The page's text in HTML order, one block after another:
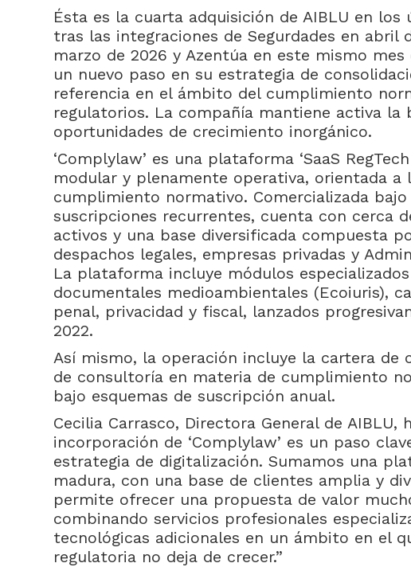
Ésta es la cuarta adquisición de AIBLU en los
tras las integraciones de Segurdades en abril
marzo de 2026 y Azentúa en este mismo mes
un nuevo paso en su estrategia de
referencia en el ámbito del cumplimiento
regulatorios. La compañía mantiene activa la
oportunidades de crecimiento inorgánico.
‘Complylaw’ es una plataforma ‘SaaS
modular y plenamente operativa, orientada a
cumplimiento normativo. Comercializada
suscripciones recurrentes, cuenta con cerca
activos y una base diversificada compuesta
despachos legales, empresas privadas y
La plataforma incluye módulos
documentales medioambientales (Ecoiuris),
penal, privacidad y fiscal, lanzados
2022.
Así mismo, la operación incluye la cartera de
de consultoría en materia de cumplimiento
bajo esquemas de suscripción anual.
Cecilia Carrasco, Directora General de AIBLU,
incorporación de ‘Complylaw’ es un paso
estrategia de digitalización. Sumamos una
madura, con una base de clientes amplia y
permite ofrecer una propuesta de valor
combinando servicios profesionales
tecnológicas adicionales en un ámbito en el
regulatoria no deja de crecer.”